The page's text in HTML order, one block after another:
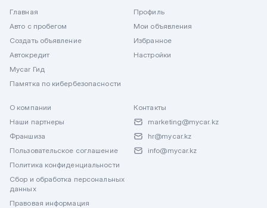
Главная
Авто с пробегом
Создать объявление
Автокредит
Mycar Гид
Памятка по кибербезопасности
Профиль
Мои объявления
Избранное
Настройки
О компании
Наши партнеры
Франшиза
Пользовательское соглашение
Политика конфиденциальности
Сбор и обработка персональных
данных
Правовая информация
Контакты
marketing@mycar.kz
hr@mycar.kz
info@mycar.kz